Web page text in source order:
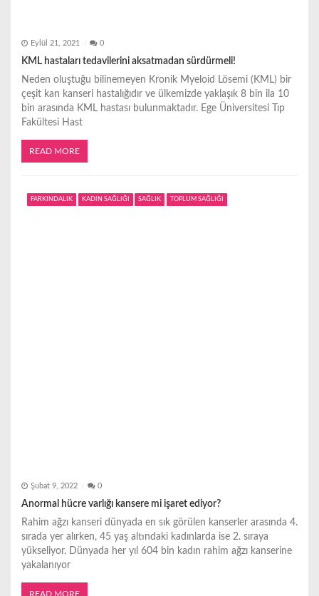
Eylül 21, 2021 0
KML hastaları tedavilerini aksatmadan sürdürmeli!
Neden oluştuğu bilinemeyen Kronik Myeloid Lösemi (KML) bir
çeşit kan kanseri hastalığıdır ve ülkemizde yaklaşık 8 bin ila 10
bin arasında KML hastası bulunmaktadır. Ege Üniversitesi Tıp
Fakültesi Hast
READ MORE
FARKINDALIK KADIN SAĞLIĞI SAĞLIK TOPLUM SAĞLIĞI
Şubat 9, 2022 0
Anormal hücre varlığı kansere mi işaret ediyor?
Rahim ağzı kanseri dünyada en sık görülen kanserler arasında 4.
sırada yer alırken, 45 yaş altındaki kadınlarda ise 2. sıraya
yükseliyor. Dünyada her yıl 604 bin kadın rahim ağzı kanserine
yakalanıyor
READ MORE